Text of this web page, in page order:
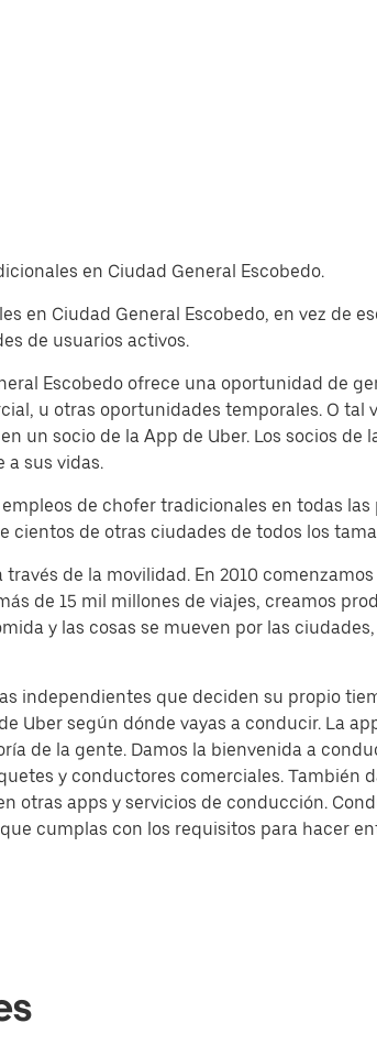
en Ciudad General Escobedo.
en Ciudad General Escobedo, en vez de
de usuarios activos.
Escobedo ofrece una oportunidad de
u otras oportunidades temporales. O tal
un socio de la App de Uber. Los socios
a sus vidas.
de chofer tradicionales en todas
cientos de otras ciudades de todos los
de la movilidad. En 2010
de 15 mil millones de viajes, creamos
y las cosas se mueven por las
independientes que deciden su propio
Uber según dónde vayas a conducir. La
de la gente. Damos la bienvenida a
y conductores comerciales. También
otras apps y servicios de conducción.
cumplas con los requisitos para hacer